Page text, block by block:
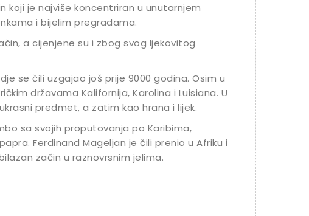
koji je najviše koncentriran u unutarnjem
i bijelim pregradama.
a cijenjene su i zbog svog ljekovitog
se čili uzgajao još prije 9000 godina. Osim u
državama Kalifornija, Karolina i Luisiana. U
predmet, a zatim kao hrana i lijek.
sa svojih proputovanja po Karibima,
Ferdinand Mageljan je čili prenio u Afriku i
začin u raznovrsnim jelima.